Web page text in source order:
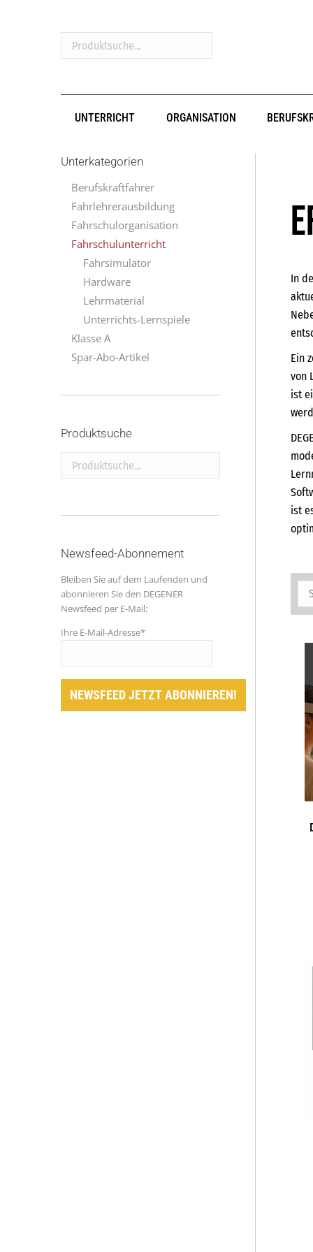
Produktsuche...
UNTERRICHT ORGANISATION
In
Ein
von
ist
ist
Unterkategorien
Berufskraftfahrer
Fahrlehrerausbildung
Fahrschulorganisation
Fahrschulunterricht
Fahrsimulator
Hardware
Lehrmaterial
Unterrichts-Lernspiele
Klasse A
Spar-Abo-Artikel
Produktsuche
Produktsuche...
Newsfeed-Abonnement
Bleiben Sie auf dem Laufenden und
abonnieren Sie den DEGENER
Newsfeed per E-Mail:
Ihre E-Mail-Adresse*